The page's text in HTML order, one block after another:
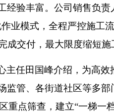
经验丰富。公司销售负
业模式，全程严控施工
交付，最大限度缩短施
主任田国峰介绍，为高
管、各街道社区等多部
重点筛查，建立“一梯一